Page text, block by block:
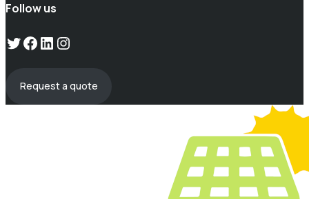
Follow us
Twitter
Facebook
LinkedIn
Instagram
Request a quote